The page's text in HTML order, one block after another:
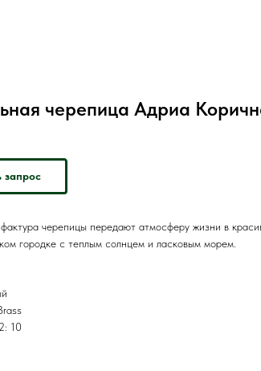
черепица Адриа
запрос
черепицы передают атмосферу жизни в
городке с теплым солнцем и ласковым морем.
10